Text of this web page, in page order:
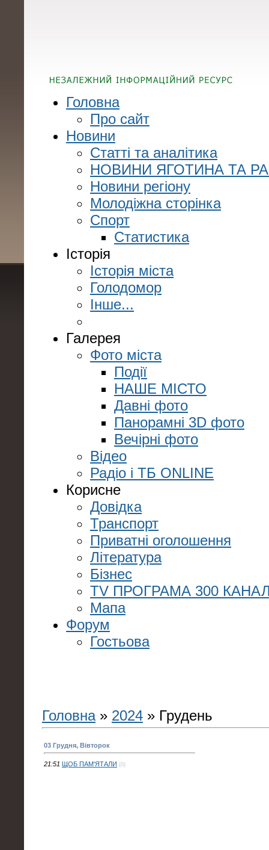
Головна
Про сайт
Новини
Статті та аналітика
НОВИНИ ЯГОТИНА ТА
Новини регіону
Молодіжна сторінка
Спорт
Статистика
Історія
Історія міста
Голодомор
Інше...
Галерея
Фото міста
Події
НАШЕ МІСТО
Давні фото
Панорамні 3D фото
Вечірні фото
Відео
Радіо і ТБ ONLINE
Корисне
Довідка
Транспорт
Приватні оголошення
Література
Бізнес
TV ПРОГРАМА 300
Мапа
Форум
Гостьова
Головна» 2024 » Грудень
03 Грудня, Вівторок
21:51 ЩОБ ПАМ'ЯТАЛИ (0)